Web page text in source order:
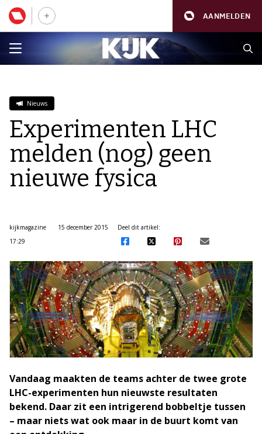
AANMELDEN
Nieuws
Experimenten LHC
melden (nog) geen
nieuwe fysica
kijkmagazine
15 december 2015
17:29
Deel dit artikel:
Vandaag maakten de teams achter de twee grote
LHC-experimenten hun nieuwste resultaten
bekend. Daar zit een intrigerend bobbeltje tussen
– maar niets wat ook maar in de buurt komt van